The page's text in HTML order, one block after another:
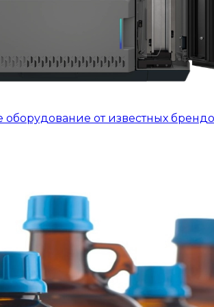
оборудование от известных